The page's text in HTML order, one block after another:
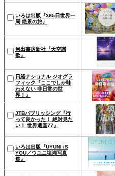
いろは出版『365日世界一
周 絶景の旅』
河出書房新社『天空讃
歌』
日経ナショナル ジオグラ
フィック『ここでしか味
わえない 非日常の世
界！』
JTBパブリッシング『行
って良かった！ 絶対見た
い！ 世界遺産77』
いろは出版『UYUNI iS
YOU／ウユニ塩湖写真
集』